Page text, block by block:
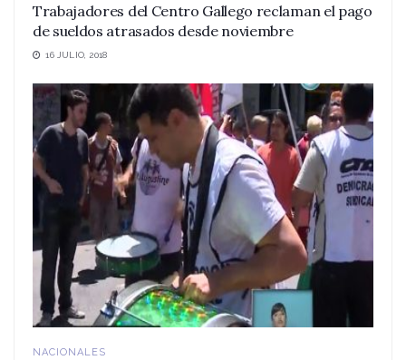
Trabajadores del Centro Gallego reclaman el pago
de sueldos atrasados desde noviembre
16 JULIO, 2018
NACIONALES